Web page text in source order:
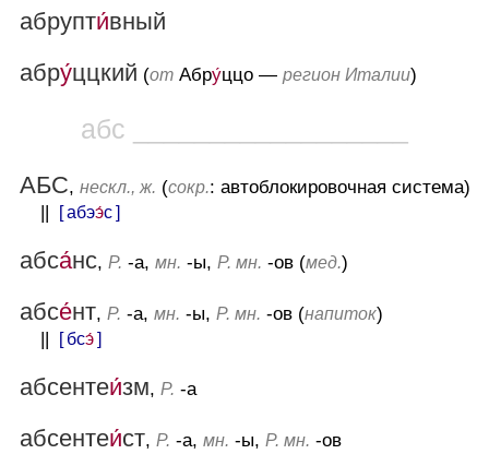
абрупти́вный
абру́ццкий (от Абру́ццо — регион Италии)
абс __________________
АБС, нескл., ж. (сокр.: автоблокировочная система)
[ абээ́с ]
абса́нс, Р. -а, мн. -ы, Р. мн. -ов (мед.)
абсе́нт, Р. -а, мн. -ы, Р. мн. -ов (напиток)
[ бсэ́]
абсентеи́зм, Р. -а
абсентеи́ст, Р. -а, мн. -ы, Р. мн. -ов